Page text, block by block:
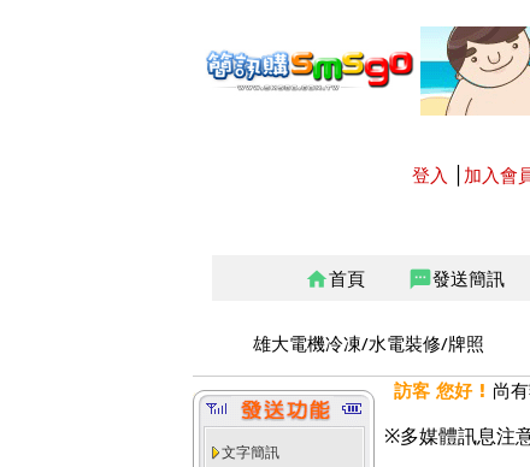
登入 加入會
home首頁 sms發送簡訊
雄大電機冷凍/水電裝修/牌照
文字簡訊
訪客 您好 ! 尚
※多媒體訊息注